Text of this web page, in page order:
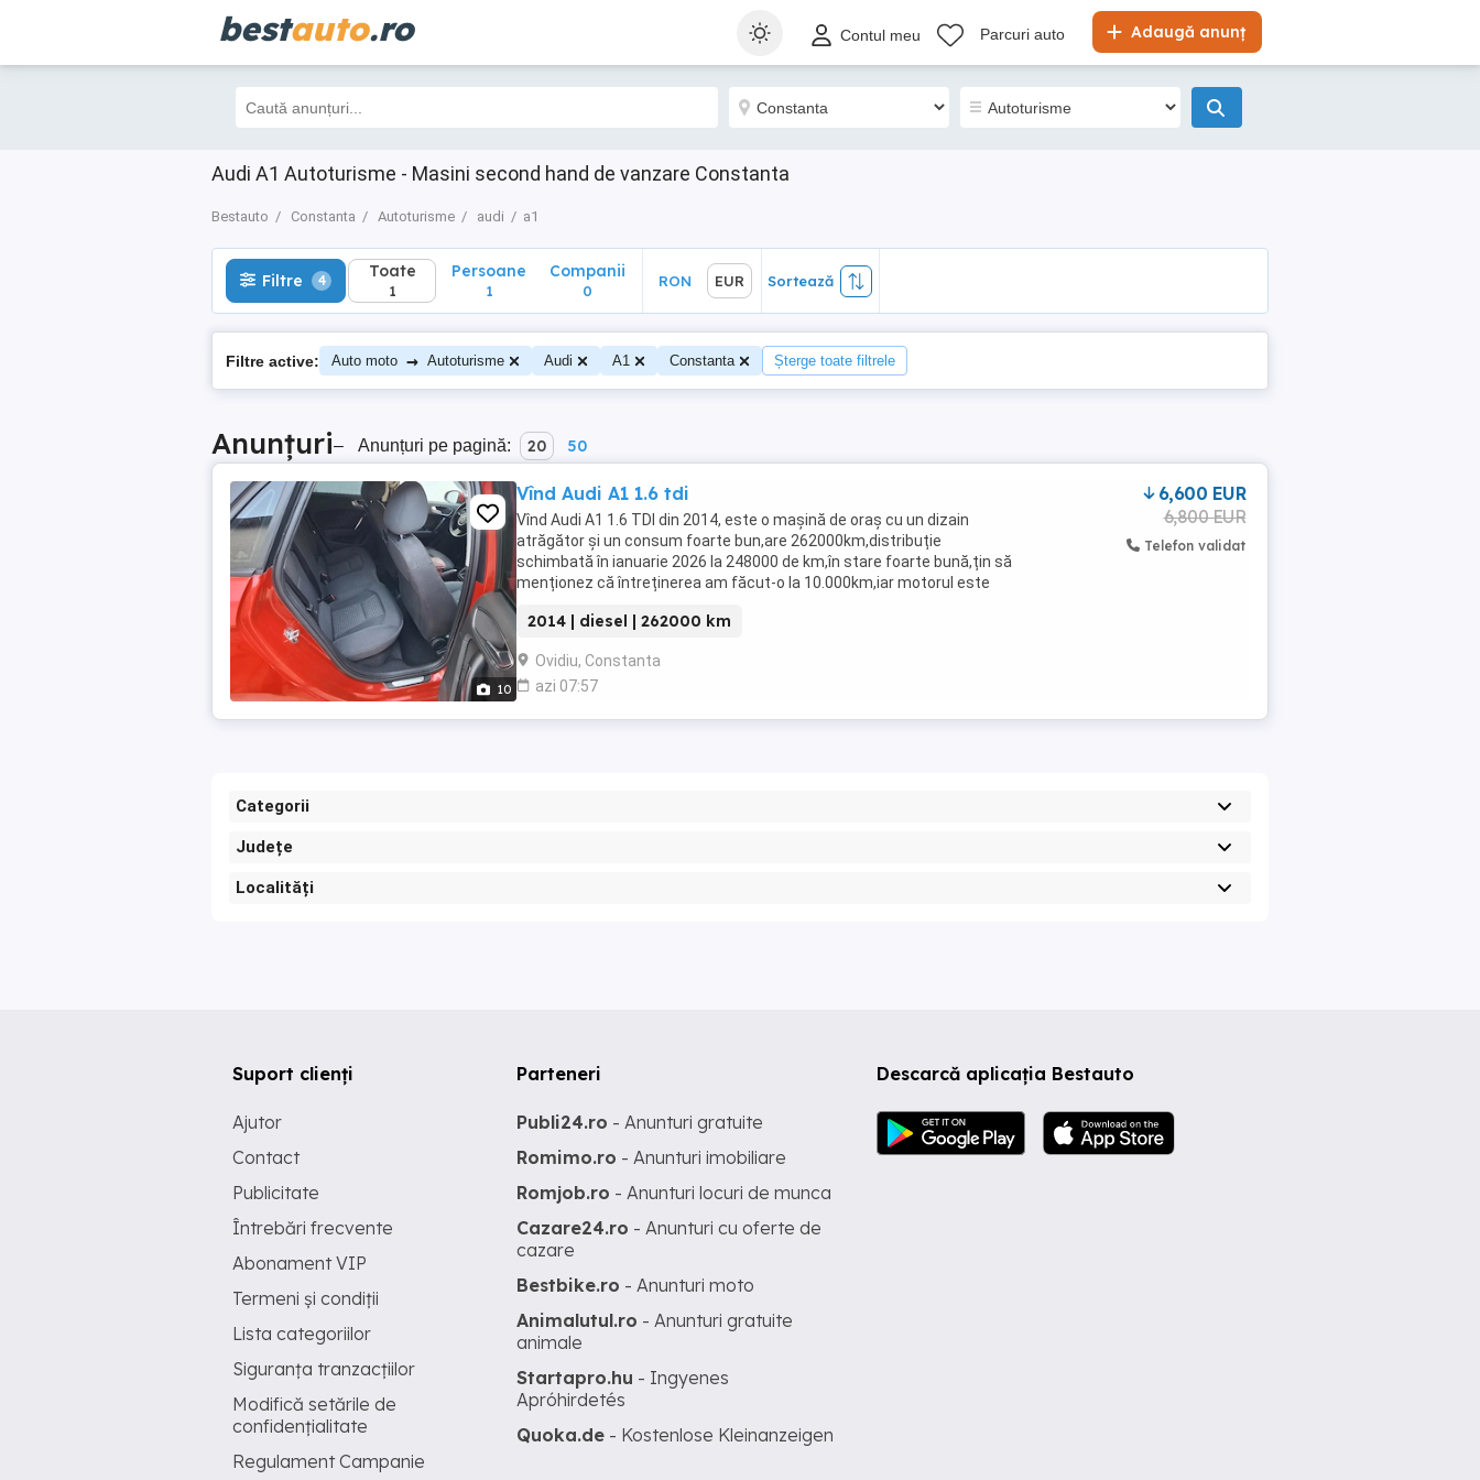
bestauto.ro Adaugă anunț
Contul meu Parcuri auto
Audi A1 Autoturisme - Masini second hand de vanzare Constanta
Bestauto Constanta Autoturisme audi a1
Filtre 4 Toate
1
Sortează
Filtre 4 Toate
1
Persoane
1
Companii
0
RON EUR Sortează
Filtre active: Auto moto → Autoturisme Audi A1 Constanta Șterge toate filtrele
Anunțuri– Anunțuri pe pagină: 20 50
10
Vînd Audi A1 1.6 tdi
Vînd Audi A1 1.6 TDI din 2014, este o mașină de oraș cu un dizain
atrăgător și un consum foarte bun,are 262000km,distribuție
schimbată în ianuarie 2026 la 248000 de km,în stare foarte bună,țin să
menționez că întreținerea am făcut-o la 10.000km,iar motorul este
2014 | diesel | 262000 km
Ovidiu, Constanta
azi 07:57
6,600 EUR
6,800 EUR
Telefon validat
Categorii
Județe
Localități
Descarcă aplicația Bestauto
Suport clienți
Ajutor
Contact
Publicitate
Întrebări frecvente
Abonament VIP
Termeni și condiții
Lista categoriilor
Siguranța tranzacțiilor
Modifică setările de
confidențialitate
Regulament Campanie
Parteneri
Publi24.ro - Anunturi gratuite
Romimo.ro - Anunturi imobiliare
Romjob.ro - Anunturi locuri de munca
Cazare24.ro - Anunturi cu oferte de
cazare
Bestbike.ro - Anunturi moto
Animalutul.ro - Anunturi gratuite
animale
Startapro.hu - Ingyenes
Apróhirdetés
Quoka.de - Kostenlose Kleinanzeigen